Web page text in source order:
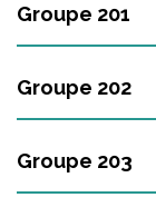
Groupe 201
Groupe 202
Groupe 203